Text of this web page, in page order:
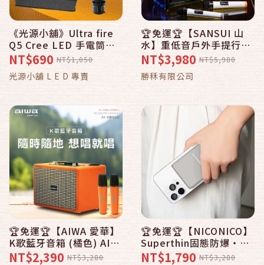
《光源小舖》Ultra fire
Q5 Cree LED 手電筒全
配系列 (原價1050元 促銷
690元)
NT$690 NT$1,050
光源小舖 L E D 專賣
🏆免運🏆【SANSUI 山
水】重低音戶外手提行動
KTV SS2-K55 戶外 音響
喇叭 露營 藍芽 音箱
NT$3,980 NT$5,980
勝秝有限公司
🏆免運🏆【AIWA 愛華】
K歌藍牙音箱 (橘色) AI-
KBQ20
NT$2,390 NT$3,280
🏆免運🏆【NICONICO】
Superthin固態防爆・磁
吸行動電源 10000mAh
NT$1,790 NT$3,280